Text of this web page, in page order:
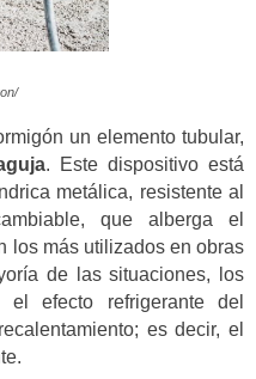
un elemento tubular,
. Este dispositivo está
metálica, resistente al
que alberga el
los más utilizados en obras
de las situaciones, los
el efecto refrigerante del
es decir, el